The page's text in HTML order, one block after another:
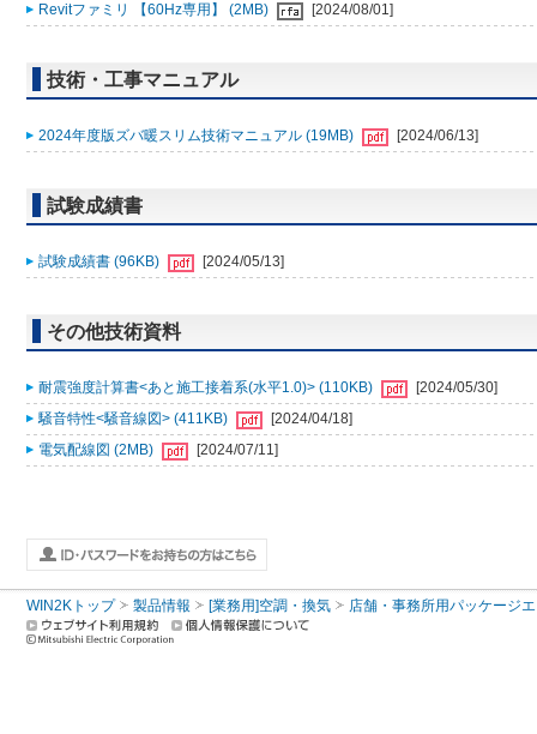
Revitファミリ 【60Hz専用】 (2MB)
[2024/08/01]
技術・工事マニュアル
2024年度版ズバ暖スリム技術マニュアル (19MB) [2024/06/13]
試験成績書
試験成績書 (96KB) [2024/05/13]
その他技術資料
耐震強度計算書<あと施工接着系(水平1.0)> (110KB)
[2024/05/30]
騒音特性<騒音線図> (411KB)
[2024/04/18]
電気配線図 (2MB)
[2024/07/11]
WIN2Kトップ 製品情報 [業務用]空調・換気 店舗・事務所用パッケージ